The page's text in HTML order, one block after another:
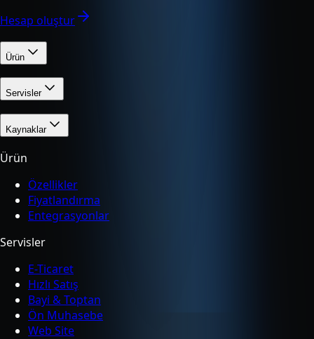
Hesap oluştur
Ürün
Servisler
Kaynaklar
Ürün
Özellikler
Fiyatlandırma
Entegrasyonlar
Servisler
E-Ticaret
Hızlı Satış
Bayi & Toptan
Ön Muhasebe
Web Site